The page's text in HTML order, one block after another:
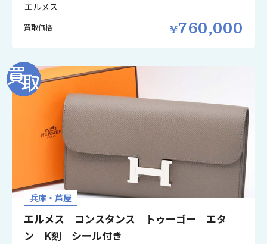
エルメス
買取価格 760,000
兵庫・芦屋
エルメス コンスタンス トゥーゴー エタ
ン K刻 シール付き